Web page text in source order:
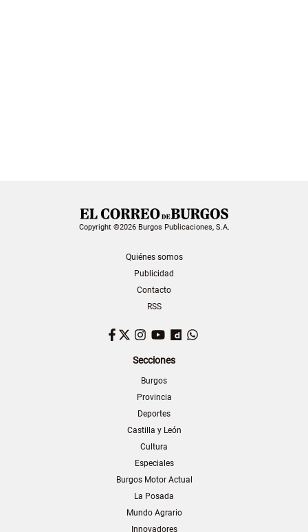
Copyright ©2026 Burgos Publicaciones, S.A.
Quiénes somos
Publicidad
Contacto
RSS
Facebook
TwitterInstagram
YouTubeDailymotion
Secciones
Burgos
Provincia
Deportes
Castilla y León
Cultura
Especiales
Burgos Motor Actual
La Posada
Mundo Agrario
Innovadores